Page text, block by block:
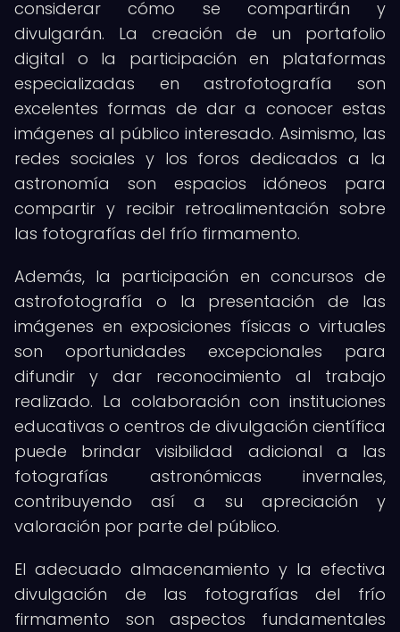
considerar cómo se compartirán y
divulgarán. La creación de un portafolio
digital o la participación en plataformas
especializadas en astrofotografía son
excelentes formas de dar a conocer estas
imágenes al público interesado. Asimismo, las
redes sociales y los foros dedicados a la
astronomía son espacios idóneos para
compartir y recibir retroalimentación sobre
las fotografías del frío firmamento.
Además, la participación en concursos de
astrofotografía o la presentación de las
imágenes en exposiciones físicas o virtuales
son oportunidades excepcionales para
difundir y dar reconocimiento al trabajo
realizado. La colaboración con instituciones
educativas o centros de divulgación científica
puede brindar visibilidad adicional a las
fotografías astronómicas invernales,
contribuyendo así a su apreciación y
valoración por parte del público.
El adecuado almacenamiento y la efectiva
divulgación de las fotografías del frío
firmamento son aspectos fundamentales